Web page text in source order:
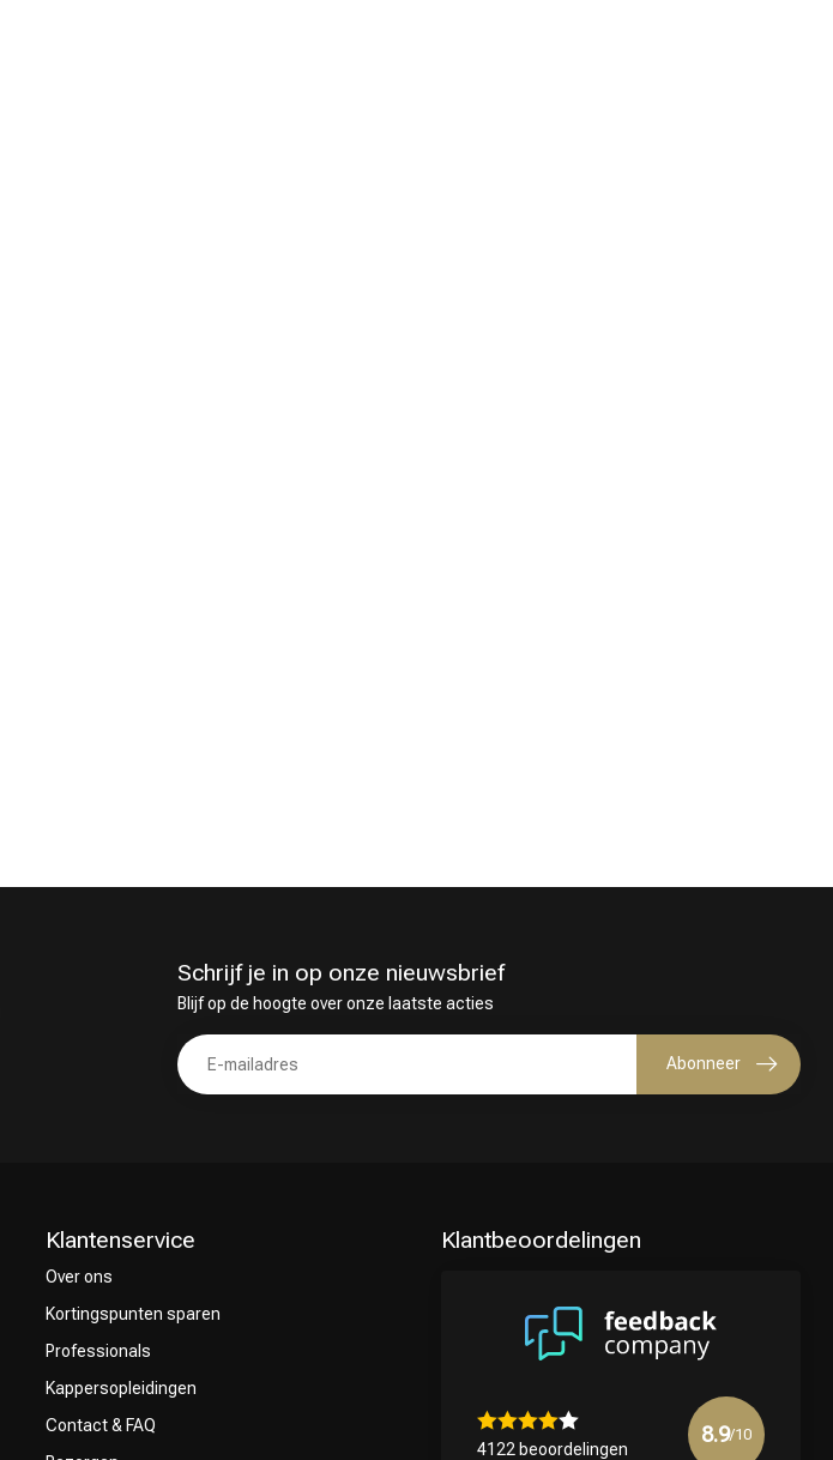
Schrijf je in op onze nieuwsbrief
Blijf op de hoogte over onze laatste acties
Abonneer
Klantenservice
Over ons
Kortingspunten sparen
Professionals
Kappersopleidingen
Contact & FAQ
Klantbeoordelingen
4122 beoordelingen
8.9/10